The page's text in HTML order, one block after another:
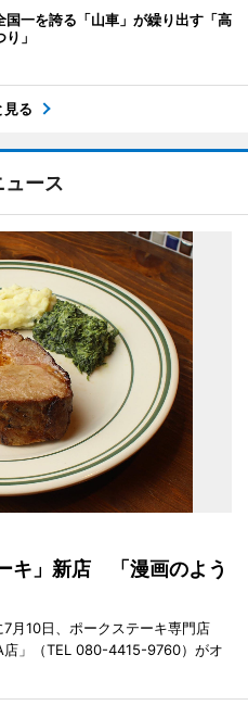
国一を誇る「山車」が繰り出す「高
」
見る
ース
キ」新店 「漫画のよう
7月10日、ポークステーキ専門店
店」（TEL 080-4415-9760）がオ